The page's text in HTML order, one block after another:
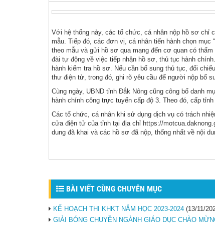
Với hệ thống này, các tổ chức, cá nhân nộp hồ sơ chỉ
mẫu. Tiếp đó, các đơn vị, cá nhân tiến hành chọn
theo mẫu và gửi hồ sơ qua mạng đến cơ quan có
đài tự động về việc tiếp nhận hồ sơ, thủ tục hành
hành kiểm tra hồ sơ. Nếu cần bổ sung thủ tục, đối
thư điện tử, trong đó, ghi rõ yêu cầu để người nộp bổ
Cùng ngày, UBND tỉnh Đắk Nông cũng công bố danh
hành chính công trực tuyến cấp độ 3. Theo đó, cấp
Các tổ chức, cá nhân khi sử dụng dịch vụ có trách
cửa điện tử của tỉnh tại địa chỉ https://
dung đã khai và các hồ sơ đã nộp, thống nhất về nội
BÀI VIẾT CÙNG CHUYÊN MỤC
KẾ HOẠCH THI KHKT NĂM HỌC 2023-2024 (13/11/
GIẢI BÓNG CHUYỀN NGÀNH GIÁO DỤC CHÀO